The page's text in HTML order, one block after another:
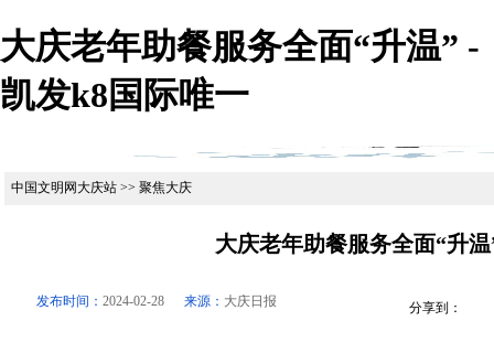
大庆老年助餐服务全面“升温” -
凯发k8国际唯一
中国文明网大庆站 >> 聚焦大庆
大庆老年助餐服务全面“升温
发布时间： 2024-02-28 来源： 大庆日报 分享到：